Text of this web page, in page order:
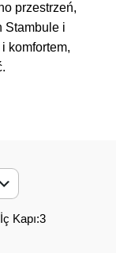
przestrzeń,
Stambule i
komfortem,
Kapı:3